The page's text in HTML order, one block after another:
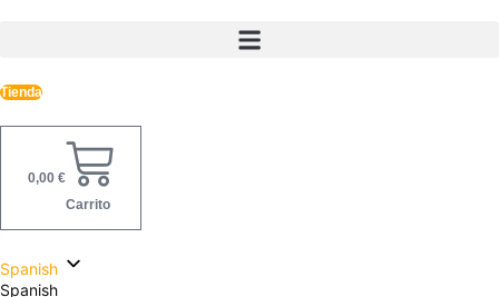
Tienda
0,00 €
Carrito
Spanish
Spanish